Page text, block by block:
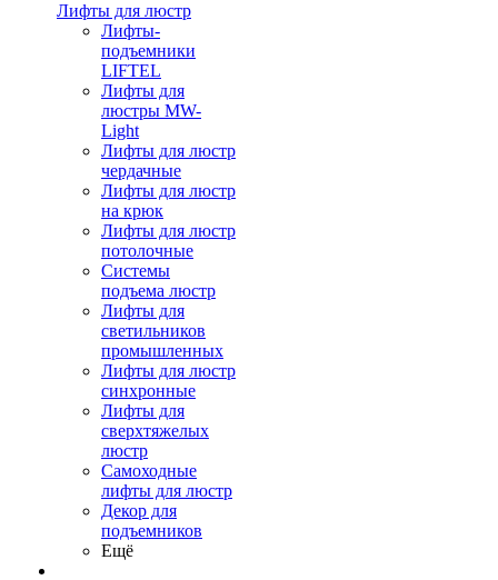
Лифты для люстр
Лифты-
подъемники
LIFTEL
Лифты для
люстры MW-
Light
Лифты для люстр
чердачные
Лифты для люстр
на крюк
Лифты для люстр
потолочные
Системы
подъема люстр
Лифты для
светильников
промышленных
Лифты для люстр
синхронные
Лифты для
сверхтяжелых
люстр
Самоходные
лифты для люстр
Декор для
подъемников
Ещё